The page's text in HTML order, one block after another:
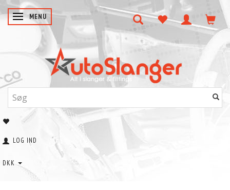
SKIFTE NAVIGATION
MENU
LOG IND
DKK